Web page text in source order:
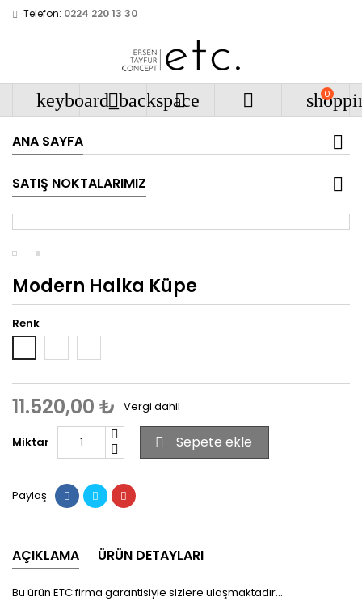
Telefon: 0224 220 13 30
keyboard_backspace
   0
ANA SAYFA
SATIŞ NOKTALARIMIZ
Modern Halka Küpe
Renk
11.520,00 ₺ Vergi dahil
Miktar  Sepete ekle
Paylaş
AÇIKLAMA ÜRÜN DETAYLARI
Bu ürün ETC firma garantisiyle sizlere ulaşmaktadır...